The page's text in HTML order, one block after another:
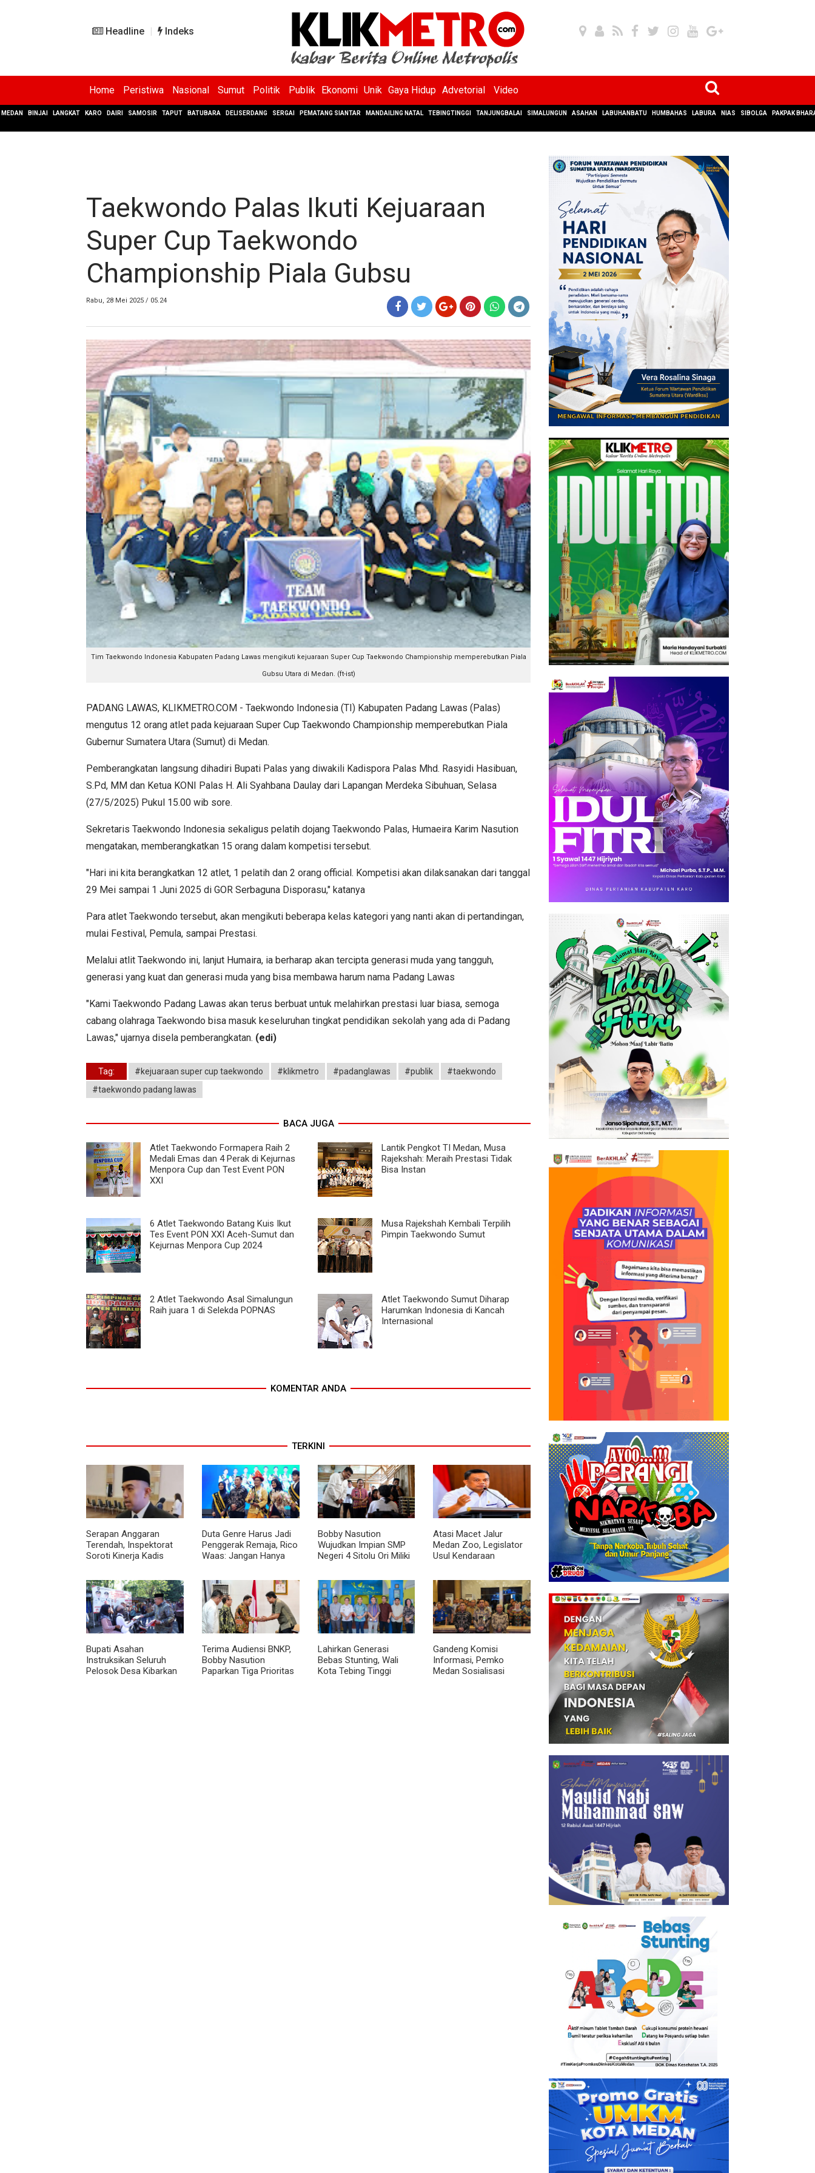
Headline Indeks
Home Peristiwa Nasional Sumut Politik Publik Ekonomi Unik Gaya Hidup Advetorial Video
MEDAN BINJAI LANGKAT KARO DAIRI SAMOSIR TAPUT BATUBARA DELISERDANG SERGAI PEMATANG SIANTAR MANDAILING NATAL TEBINGTINGGI TANJUNGBALAI SIMALUNGUN ASAHAN LABUHANBATU HUMBAHAS LABURA NIAS SIBOLGA PAKPAK
Taekwondo Palas Ikuti Kejuaraan
Super Cup Taekwondo
Championship Piala Gubsu
Rabu, 28 Mei 2025 / 05.24
Tim Taekwondo Indonesia Kabupaten Padang Lawas mengikuti kejuaraan Super Cup Taekwondo Championship memperebutkan Piala
Gubsu Utara di Medan. (ft-ist)
PADANG LAWAS, KLIKMETRO.COM - Taekwondo Indonesia (TI) Kabupaten Padang Lawas (Palas)
mengutus 12 orang atlet pada kejuaraan Super Cup Taekwondo Championship memperebutkan Piala
Gubernur Sumatera Utara (Sumut) di Medan.
Pemberangkatan langsung dihadiri Bupati Palas yang diwakili Kadispora Palas Mhd. Rasyidi Hasibuan,
S.Pd, MM dan Ketua KONI Palas H. Ali Syahbana Daulay dari Lapangan Merdeka Sibuhuan, Selasa
(27/5/2025) Pukul 15.00 wib sore.
Sekretaris Taekwondo Indonesia sekaligus pelatih dojang Taekwondo Palas, Humaeira Karim Nasution
mengatakan, memberangkatkan 15 orang dalam kompetisi tersebut.
"Hari ini kita berangkatkan 12 atlet, 1 pelatih dan 2 orang official. Kompetisi akan dilaksanakan dari tanggal
29 Mei sampai 1 Juni 2025 di GOR Serbaguna Disporasu," katanya
Para atlet Taekwondo tersebut, akan mengikuti beberapa kelas kategori yang nanti akan di pertandingan,
mulai Festival, Pemula, sampai Prestasi.
Melalui atlit Taekwondo ini, lanjut Humaira, ia berharap akan tercipta generasi muda yang tangguh,
generasi yang kuat dan generasi muda yang bisa membawa harum nama Padang Lawas
"Kami Taekwondo Padang Lawas akan terus berbuat untuk melahirkan prestasi luar biasa, semoga
cabang olahraga Taekwondo bisa masuk keseluruhan tingkat pendidikan sekolah yang ada di Padang
Lawas," ujarnya disela pemberangkatan. (edi)
Tag: #kejuaraan super cup taekwondo #klikmetro #padanglawas #publik
#taekwondo
#taekwondo padang lawas
BACA JUGA
Atlet Taekwondo Formapera Raih 2
Medali Emas dan 4 Perak di Kejurnas
Menpora Cup dan Test Event PON
XXI
Lantik Pengkot TI Medan, Musa
Rajekshah: Meraih Prestasi Tidak
Bisa Instan
6 Atlet Taekwondo Batang Kuis Ikut
Tes Event PON XXI Aceh-Sumut dan
Kejurnas Menpora Cup 2024
Musa Rajekshah Kembali Terpilih
Pimpin Taekwondo Sumut
2 Atlet Taekwondo Asal Simalungun
Raih juara 1 di Selekda POPNAS
Atlet Taekwondo Sumut Diharap
Harumkan Indonesia di Kancah
Internasional
KOMENTAR ANDA
TERKINI
Serapan Anggaran
Terendah, Inspektorat
Soroti Kinerja Kadis
Duta Genre Harus Jadi
Penggerak Remaja, Rico
Waas: Jangan Hanya
Bobby Nasution
Wujudkan Impian SMP
Negeri 4 Sitolu Ori Miliki
Atasi Macet Jalur
Medan Zoo, Legislator
Usul Kendaraan
Jalur Royal Sumatera
Bupati Asahan
Instruksikan Seluruh
Pelosok Desa Kibarkan
Terima Audiensi BNKP,
Bobby Nasution
Paparkan Tiga Prioritas
Lahirkan Generasi
Bebas Stunting, Wali
Kota Tebing Tinggi
Gandeng Komisi
Informasi, Pemko
Medan Sosialisasi